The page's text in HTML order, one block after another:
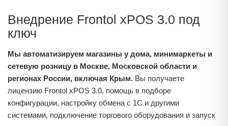
Внедрение Frontol xPOS 3.0 под
ключ
Мы автоматизируем магазины у дома, минимаркеты и
сетевую розницу в Москве, Московской области и
регионах России, включая Крым. Вы получаете
лицензию Frontol xPOS 3.0, помощь в подборе
конфигурации, настройку обмена с 1С и другими
системами, подключение торгового оборудования и запуск